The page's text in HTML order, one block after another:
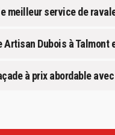
meilleur service de
Artisan Dubois à
à prix abordable